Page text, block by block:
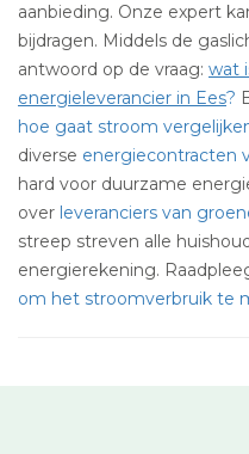
aanbieding. Onze expert
bijdragen. Middels de
antwoord op de vraag: wat
energieleverancier in Ees?
hoe gaat stroom
diverse energiecontracten
hard voor duurzame
over leveranciers van
streep streven alle
energierekening.
om het stroomverbruik te